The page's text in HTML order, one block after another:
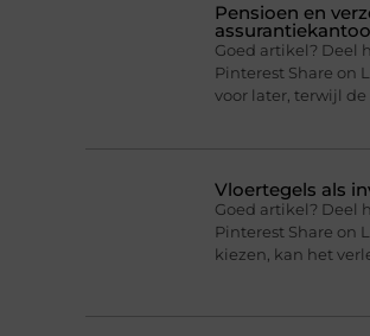
Pensioen en
Goed artikel? Deel
Pinterest Share on
voor later, terwijl de
Vloertegels als
Goed artikel? Deel
Pinterest Share on
kiezen, kan het